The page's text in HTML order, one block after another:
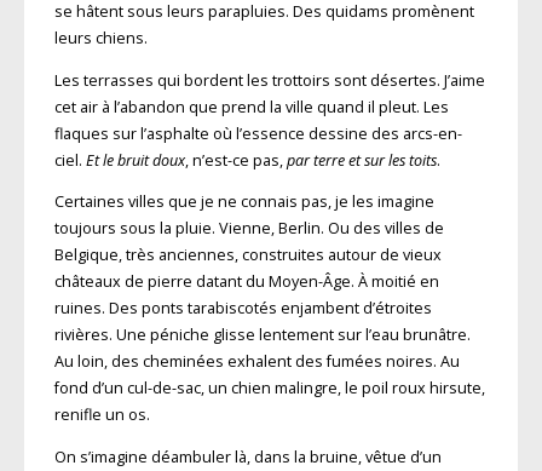
se hâtent sous leurs parapluies. Des quidams promènent
leurs chiens.
Les terrasses qui bordent les trottoirs sont désertes. J’aime
cet air à l’abandon que prend la ville quand il pleut. Les
flaques sur l’asphalte où l’essence dessine des arcs-en-
ciel. Et le bruit doux, n’est-ce pas,par terre et sur les toits.
Certaines villes que je ne connais pas, je les imagine
toujours sous la pluie. Vienne, Berlin. Ou des villes de
Belgique, très anciennes, construites autour de vieux
châteaux de pierre datant du Moyen-Âge. À moitié en
ruines. Des ponts tarabiscotés enjambent d’étroites
rivières. Une péniche glisse lentement sur l’eau brunâtre.
Au loin, des cheminées exhalent des fumées noires. Au
fond d’un cul-de-sac, un chien malingre, le poil roux hirsute,
renifle un os.
On s’imagine déambuler là, dans la bruine, vêtue d’un